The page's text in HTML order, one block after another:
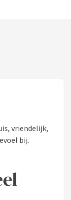
vriendelijk,
gevoel bij.